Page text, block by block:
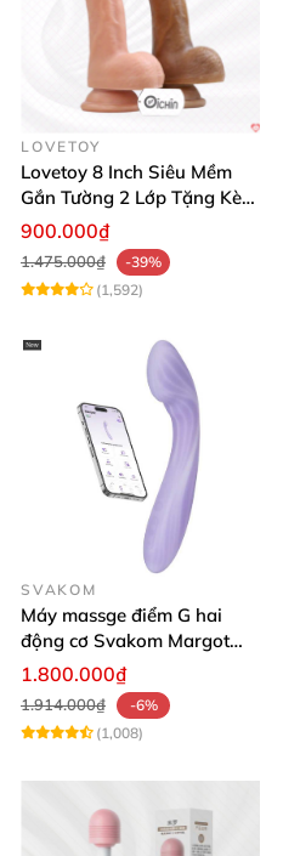
LOVETOY
Lovetoy 8 Inch Siêu Mềm
Gắn Tường 2 Lớp Tặng Kèm
Dầu Massage
900.000₫
1.475.000₫
-39%
(1,592)
SVAKOM
Máy massge điểm G hai
động cơ Svakom Margot
điều khiển qua app
1.800.000₫
1.914.000₫
-6%
(1,008)